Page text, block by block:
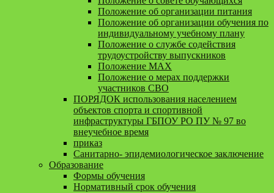
Положение об организации питания
Положение об организации обучения по
индивидуальному учебному плану
Положение о службе содействия
трудоустройству выпускников
Положение MAX
Положение о мерах поддержки
участников СВО
ПОРЯДОК использования населением
объектов спорта и спортивной
инфраструктуры ГБПОУ РО ПУ № 97 во
внеучебное время
приказ
Санитарно- эпидемиологическое заключение
Образование
Формы обучения
Нормативный срок обучения